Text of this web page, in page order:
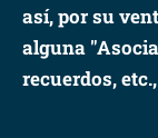
así, por su
alguna
recuerdos,